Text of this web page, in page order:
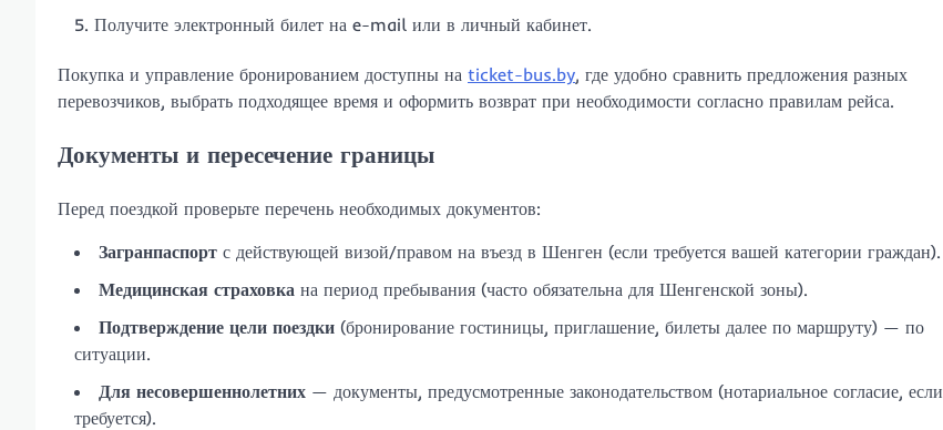
Получите электронный билет на e-mail или в личный кабинет.
Покупка и управление бронированием доступны на ticket-bus.by, где удобно сравнить предложения разных
перевозчиков, выбрать подходящее время и оформить возврат при необходимости согласно правилам рейса.
Документы и пересечение границы
Перед поездкой проверьте перечень необходимых документов:
Загранпаспорт с действующей визой/правом на въезд в Шенген (если требуется вашей категории граждан).
Медицинская страховка на период пребывания (часто обязательна для Шенгенской зоны).
Подтверждение цели поездки (бронирование гостиницы, приглашение, билеты далее по маршруту) — по
ситуации.
Для несовершеннолетних — документы, предусмотренные законодательством (нотариальное согласие, если
требуется).